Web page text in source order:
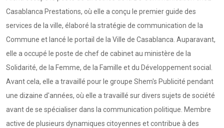
Casablanca Prestations, où elle a conçu le premier guide des
services de la ville, élaboré la stratégie de communication de la
Commune et lancé le portail de la Ville de Casablanca. Auparavant,
elle a occupé le poste de chef de cabinet au ministère de la
Solidarité, de la Femme, de la Famille et du Développement social.
Avant cela, elle a travaillé pour le groupe Shem's Publicité pendant
une dizaine d'années, où elle a travaillé sur divers sujets de société
avant de se spécialiser dans la communication politique. Membre
active de plusieurs dynamiques citoyennes et contribue à des